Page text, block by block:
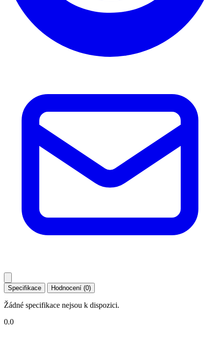
Specifikace Hodnocení (0)
Žádné specifikace nejsou k dispozici.
0.0